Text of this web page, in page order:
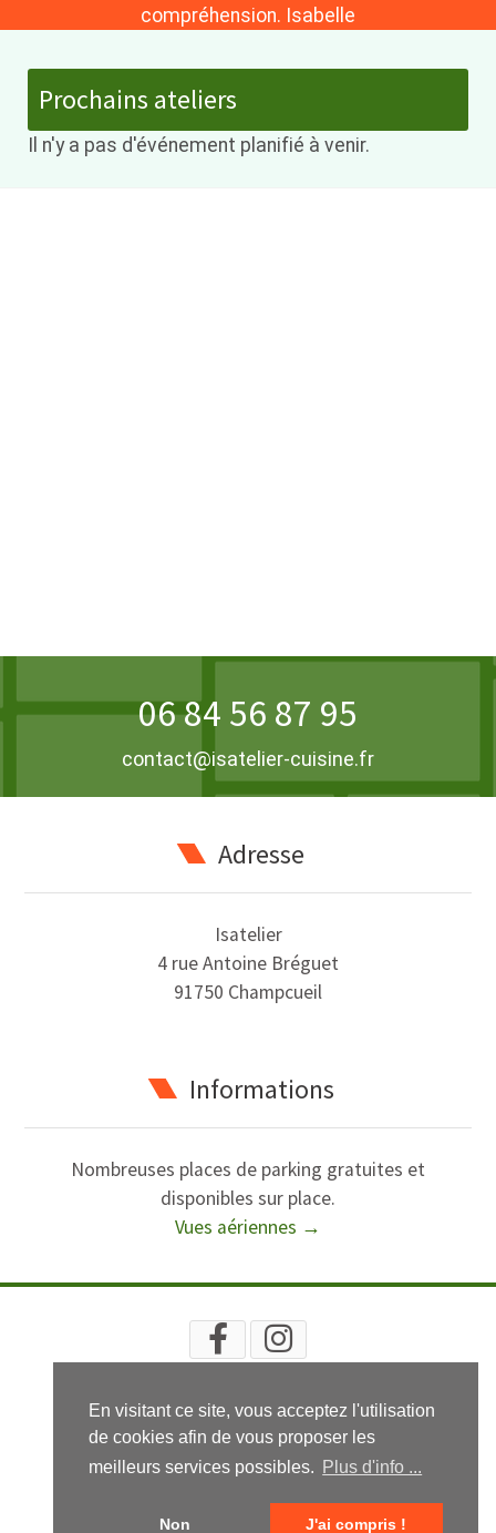
En visitant ce site, vous acceptez l'utilisation
de cookies afin de vous proposer les
meilleurs services possibles.
Plus d'info ...
Non J'ai compris !
compréhension. Isabelle
Prochains ateliers
Il n'y a pas d'événement planifié à venir.
06 84 56 87 95
contact@isatelier-cuisine.fr
Adresse
Isatelier
4 rue Antoine Bréguet
91750 Champcueil
Informations
Nombreuses places de parking gratuites et
disponibles sur place.
Vues aériennes →
© 2020 - 2025 Isabelle Pascal - Isatelier